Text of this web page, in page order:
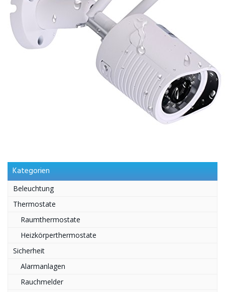
Kategorien
Beleuchtung
Thermostate
Raumthermostate
Heizkörperthermostate
Sicherheit
Alarmanlagen
Rauchmelder